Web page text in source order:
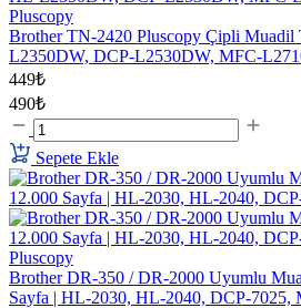
Pluscopy
Brother TN-2420 Pluscopy Çipli
L2350DW, DCP-L2530DW, MFC-
449₺
490₺
Sepete Ekle
Pluscopy
Brother DR-350 / DR-2000 Uyumlu
Sayfa | HL-2030, HL-2040, DCP-7025,